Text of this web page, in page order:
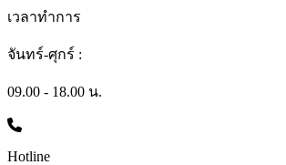
เวลาทำการ
จันทร์-ศุกร์ :
09.00 - 18.00 น.
Hotline